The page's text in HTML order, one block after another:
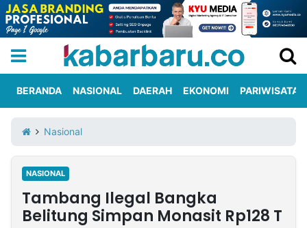
Iklan
Berita
Kami
Nasional
International
Olahraga
Entertainment
Daerah
Pariwisata
Kuliner
Kolom
BERANDA NASIONAL DAERAH EKONOMI PARIWISATA
Nasional
NASIONAL
Tambang Ilegal Bangka
Belitung Simpan Monasit Rp128 T